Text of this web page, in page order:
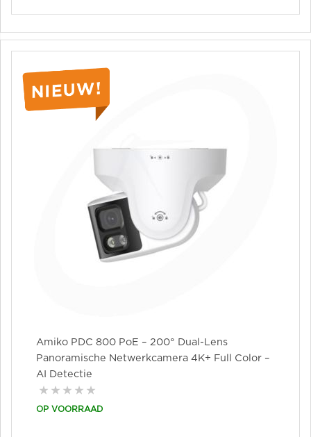
Amiko PDC 800 PoE – 200° Dual-Lens
Panoramische Netwerkcamera 4K+ Full Color –
AI Detectie
OP VOORRAAD